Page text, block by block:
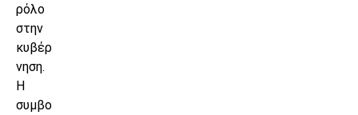
ρόλο
στην
κυβέρ
νηση.
Η
συμβο